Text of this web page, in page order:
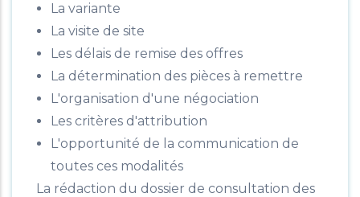
La variante
La visite de site
Les délais de remise des offres
La détermination des pièces à remettre
L'organisation d'une négociation
Les critères d'attribution
L'opportunité de la communication de
toutes ces modalités
La rédaction du dossier de consultation des